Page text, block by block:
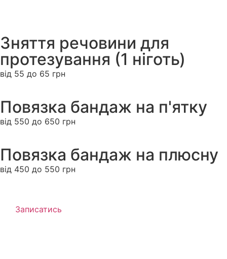
Зняття речовини для
протезування (1 ніготь)
від 55 до 65 грн
Повязка бандаж на п'ятку
від 550 до 650 грн
Повязка бандаж на плюсну
від 450 до 550 грн
Записатись